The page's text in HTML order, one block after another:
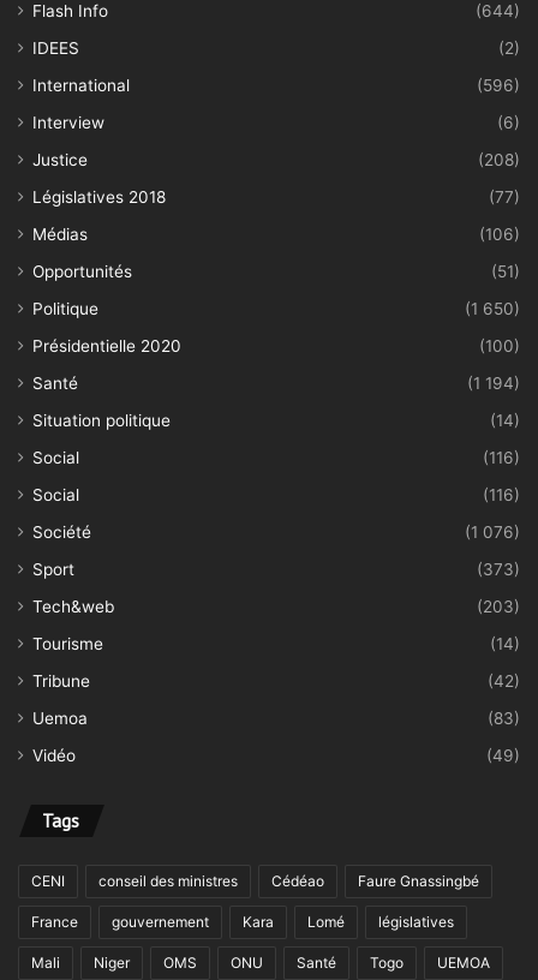
Flash Info
(644)
IDEES
(2)
International
(596)
Interview
(6)
Justice
(208)
Législatives 2018
(77)
Médias
(106)
Opportunités
(51)
Politique
(1 650)
Présidentielle 2020
(100)
Santé
(1 194)
Situation politique
(14)
Social
(116)
Social
(116)
Société
(1 076)
Sport
(373)
Tech&web
(203)
Tourisme
(14)
Tribune
(42)
Uemoa
(83)
Vidéo
(49)
Tags
CENI conseil des ministres Cédéao Faure Gnassingbé
France gouvernement Kara Lomé législatives
Mali Niger OMS ONU Santé Togo UEMOA